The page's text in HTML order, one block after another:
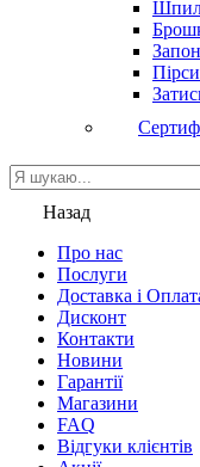
Назад
Про нас
Послуги
Доставка і
Дисконт
Контакти
Новини
Гарантії
Магазини
FAQ
Відгуки клієнтів